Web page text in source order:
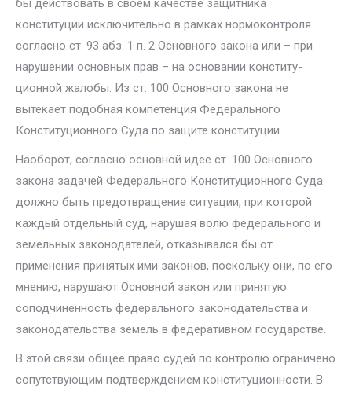
бы действовать в своем качестве защитника
конституции исклю­чительно в рамках нормоконтроля
согласно ст. 93 абз. 1 п. 2 Основного закона или – при
нарушении основных прав – на основании конститу­
ционной жалобы. Из ст. 100 Основного закона не
вытекает подобная ком­петенция Федерального
Конституционного Суда по защите конституции.
Наоборот, согласно основной идее ст. 100 Основного
закона задачей Федерального Конституционного Суда
должно быть предотвращение ситуации, при которой
каждый отдельный суд, нарушая волю федераль­ного и
земельных законодателей, отказывался бы от
применения при­нятых ими законов, поскольку они, по его
мнению, нарушают Основной закон или принятую
соподчиненность федерального законодательства и
законодательства земель в федеративном государстве.
В этой связи общее право судей по контролю ограничено
сопутствую­щим подтверждением конституционности. В